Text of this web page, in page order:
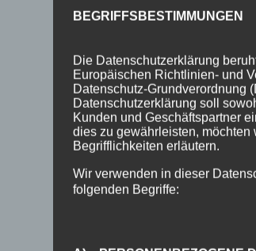
BEGRIFFSBESTIMMUNGEN
Die Datenschutzerklärung
Europäischen Richtlinien- und
Datenschutz-Grundverordnung
Datenschutzerklärung soll
Kunden und Geschäftspartner
dies zu gewährleisten, möchten
Begrifflichkeiten erläutern.
Wir verwenden in dieser
folgenden Begriffe: